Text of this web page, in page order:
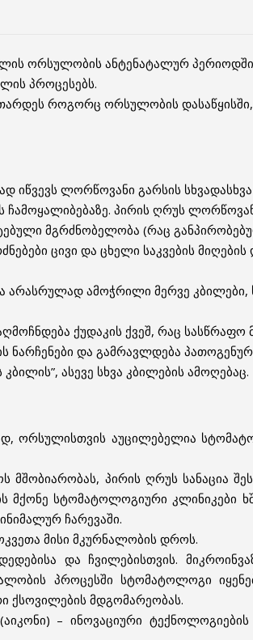
ორსულობის ანტენატალურ
პროცესებს.
როგორც ორსულობის
ლორწოვანი გარსის
ჩამოყალიბებაზე. პირის ღრუს
მგრძნობელობა (რაც
ცივი და ცხელი საკვების
არასრულად ამოჭრილი მერვე
ქუდაკის ქვეშ, რაც სასწრაფო
ნარჩენები და გამრავლდება
ასევე სხვა კბილების ამოღებაც.
ორსულისთვის აუცილებელია
მშობიარობას, პირის ღრუს სანაცია
სტომატოლოგიური კლინიკები
ჩარევაში.
მისი მკურნალობის დროს.
და ჩვილებისთვის.
პროცესში სტომატოლოგი
ქსოვილების მდგომარეობას.
– ინოვაციური